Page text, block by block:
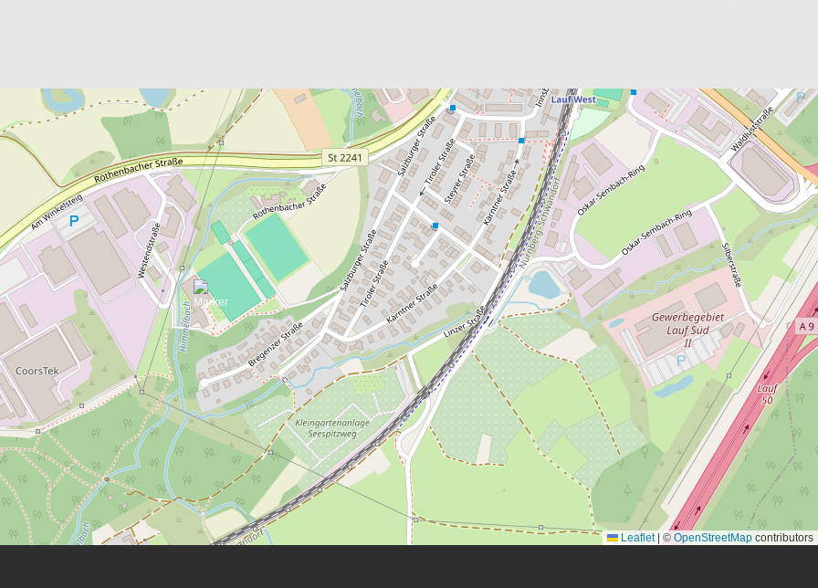
Leaflet © OpenStreetMap contributors